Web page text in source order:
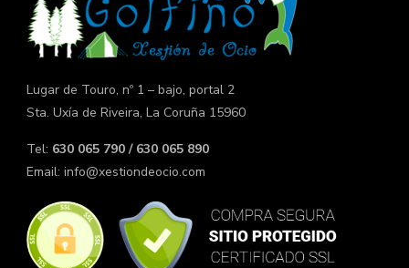
Lugar de Touro, nº 1 – bajo, portal 2
Sta. Uxía de Riveira, La Coruña 15960
Tel: 630 065 790 / 630 065 890
Email: info@xestiondeocio.com